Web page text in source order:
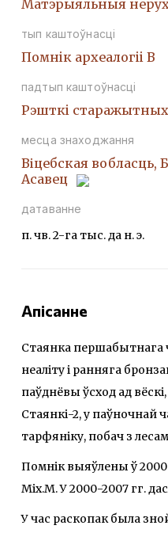
Матэрыяльныя
тып каштоўнасці
Помнiк археалогii В
падтып каштоўнасці
Рэшткi старажытных
месца знаходжання
Віцебская вобласць,
Асавец
датаванне
п. чв. 2-га тыс. да н. э.
Апісанне
Стаянка першабытнага
неаліту і ранняга
паўднёвы ўсход ад
Стаянкі-2, у паўночнай
тарфяніку, побач з
Помнік выяўлены ў 2000
Міх.М. У 2000-2007 гг.
У час раскопак была